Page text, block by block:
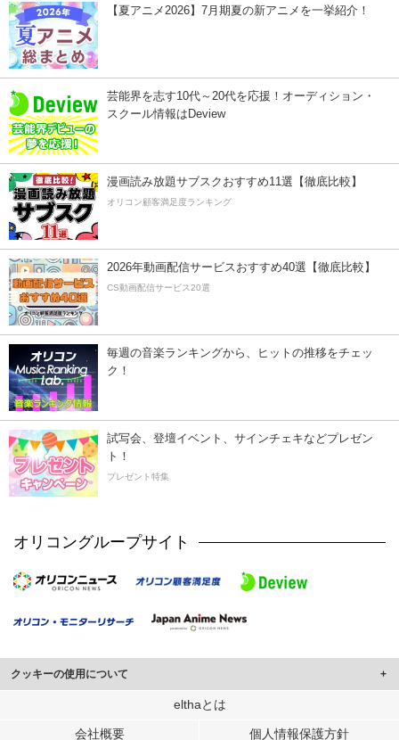
【夏アニメ2026】7月期夏の新アニメを一挙紹介！
芸能界を志す10代～20代を応援！オーディション・
スクール情報はDeview
漫画読み放題サブスクおすすめ11選【徹底比較】
オリコン顧客満足度ランキング
2026年動画配信サービスおすすめ40選【徹底比較】
CS動画配信サービス20選
毎週の音楽ランキングから、ヒットの推移をチェッ
ク！
試写会、登壇イベント、サインチェキなどプレゼン
ト！
プレゼント特集
オリコングループサイト
クッキーの使用について
このサイトでは Cookie を使用して、ユーザーに合わせたコンテンツや広告の
行っています。
elthaとは
会社概要 個人情報保護方針